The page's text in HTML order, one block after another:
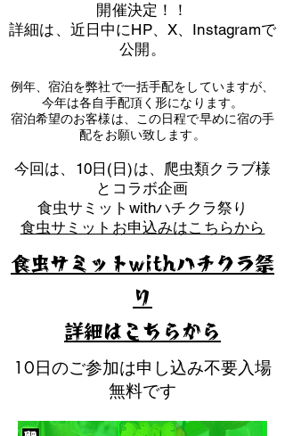
​開催決定！！
詳細は、近日中にHP、X、Instagramで
公開。
例年、宿泊を弊社で一括手配をしていますが、
今年は各自手配頂く形になります。
​宿泊希望のお客様は、この日程で早めに宿の手
配をお願い致します。
​今回は、10日(日)は、爬虫類クラブ様
とコラボ企画
​食虫サミットwithハチクラ祭り
食虫サミットお申込みはこちらから
10日のご参加は申し込み不要入場
無料です
食虫サミットwithハチクラ祭
り
​詳細はこちらから